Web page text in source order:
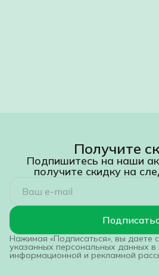
Получите
Подпишитесь на наши
получите скидку на
Нажимая «Подписаться», вы даете
указанных персональных данных в
информационной и рекламной